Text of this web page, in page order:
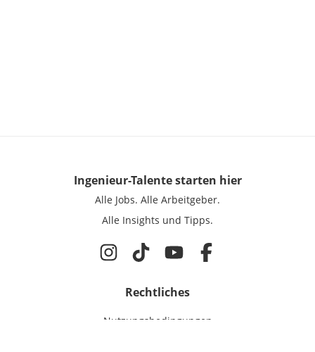
Ingenieur-Talentestarten hier
Alle Jobs. Alle Arbeitgeber.
Alle Insights und Tipps.
Rechtliches
Nutzungsbedingungen